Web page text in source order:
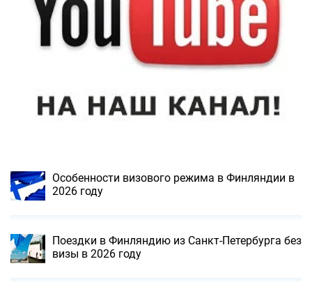
Особенности визового режима в Финляндии в
2026 году
Поездки в Финляндию из Санкт-Петербурга без
визы в 2026 году